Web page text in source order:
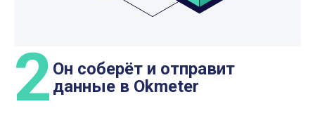
2 Он соберёт и отправит
данные в Okmeter